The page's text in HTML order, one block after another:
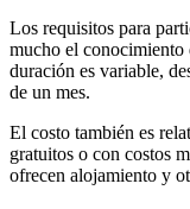
Los requisitos para
mucho el conocimiento
duración es variable,
de un mes.
El costo también es
gratuitos o con costos
ofrecen alojamiento y